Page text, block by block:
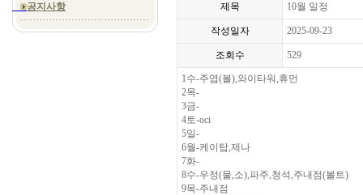
공지사항 제목 10월 일정
작성일자 2025-09-23
조회수 529
1수-주엽(볼),와이타워,휴먼
2목-
3금-
4토-oci
5일-
6월-케이탑,제나
7화-
8수-우정(물,소),파주,청석,주내점(볼트)
9목-주내점